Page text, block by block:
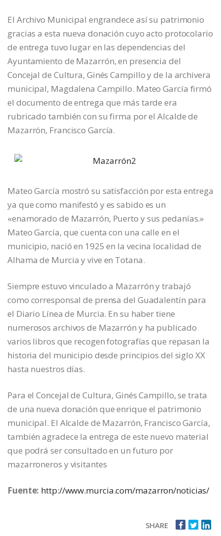
El Archivo Municipal engrandece así su patrimonio
gracias a esta nueva donación cuyo acto protocolario
de entrega tuvo lugar en las dependencias del
Ayuntamiento de Mazarrón, en presencia del
Concejal de Cultura, Ginés Campillo y de la archivera
municipal, Magdalena Campillo. Mateo García firmó
el documento de entrega que más tarde era
rubricado también con su firma por el Alcalde de
Mazarrón, Francisco García.
Mateo García mostró su satisfacción por esta entrega
ya que como manifestó y es sabido es un
«enamorado de Mazarrón, Puerto y sus pedanías.»
Mateo García, que cuenta con una calle en el
municipio, nació en 1925 en la vecina localidad de
Alhama de Murcia y vive en Totana.
Siempre estuvo vinculado a Mazarrón y trabajó
como corresponsal de prensa del Guadalentín para
el Diario Línea de Murcia. En su haber tiene
numerosos archivos de Mazarrón y ha publicado
varios libros que recogen fotografías que repasan la
historia del municipio desde principios del siglo XX
hasta nuestros días.
Para el Concejal de Cultura, Ginés Campillo, se trata
de una nueva donación que enrique el patrimonio
municipal. El Alcalde de Mazarrón, Francisco García,
también agradece la entrega de este nuevo material
que podrá ser consultado en un futuro por
mazarroneros y visitantes
Fuente: http://www.murcia.com/mazarron/noticias/
SHARE